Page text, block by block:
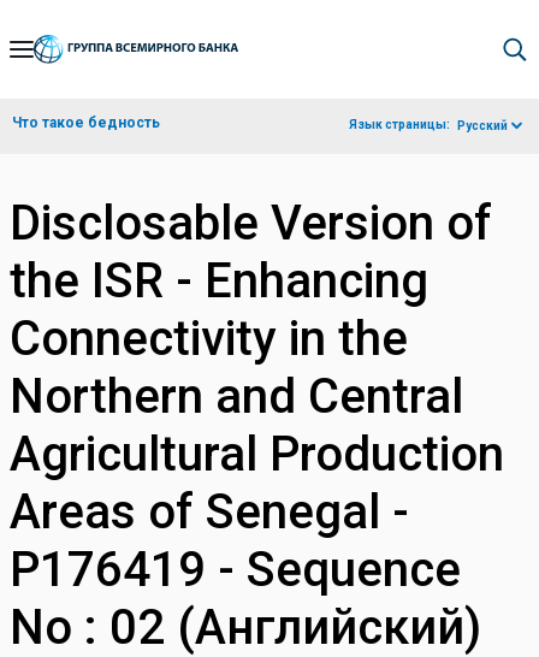
Skip
Navigation
Что такое бедность Язык страницы: Русский
Disclosable Version of
the ISR - Enhancing
Connectivity in the
Northern and Central
Agricultural Production
Areas of Senegal -
P176419 - Sequence
No : 02 (Английский)